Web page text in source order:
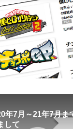
年7月～21年7月ま
して